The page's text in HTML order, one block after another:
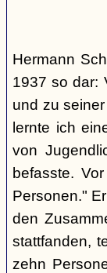
Hermann
1937 so dar:
und zu
lernte ich
von
befasste.
Personen."
den
stattfanden,
zehn